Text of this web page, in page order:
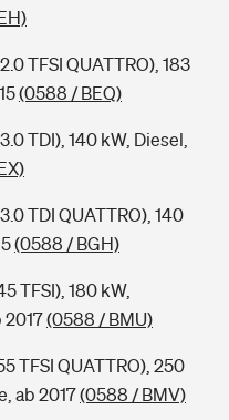
TFSI QUATTRO), 183
(0588 / BEQ)
TDI), 140 kW, Diesel,
TDI QUATTRO), 140
(0588 / BGH)
TFSI), 180 kW,
2017(0588 / BMU)
TFSI QUATTRO), 250
ab 2017(0588 / BMV)